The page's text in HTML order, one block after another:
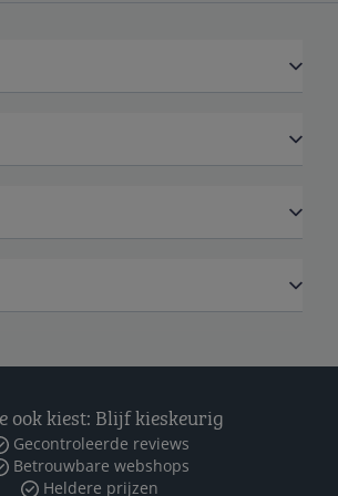
ook kiest: Blijf kieskeurig
Gecontroleerde reviews
Betrouwbare webshops
Heldere prijzen